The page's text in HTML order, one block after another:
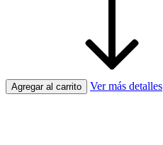
Ver más detalles